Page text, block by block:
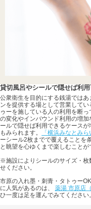
貸切風呂やシールで隠せば利
公衆衛生を目的にする銭湯では
ンを提供する場として営業して
ゥーを施している人の利用を断
の変化やインバウンド利用の増
ールで隠せば利用できるケース
もみられます。
「横浜みなとみら
ーシール2枚までで覆えることを
と眺望を心ゆくまで楽しむことが
※施設によりシールのサイズ・枚
せください。
市原の入れ墨・刺青・タトゥー
に人気があるのは、 薬湯 市原店
ひ一度は足を運んでみてください。